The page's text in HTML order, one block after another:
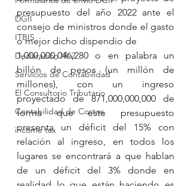
DGII
ITBIS
Declaración IR-2
Servicios de Contabilidad
El Consultorio Tributario
Contabilidad de Costos
income tax
presupuesto del año 2022 ante el
consejo de ministros donde el gasto
o mejor dicho dispendio de
1,000,000,046,280 o en palabra un
billón de pesos (un millón de
millones), con un ingreso
proyectado de 871,000,000,000 de
forma que este presupuesto
presenta un déficit del 15% con
relación al ingreso, en todos los
lugares se encontrará a que hablan
de un déficit del 3% donde en